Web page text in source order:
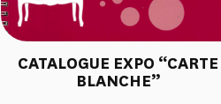
CATALOGUE EXPO “CARTE
BLANCHE”